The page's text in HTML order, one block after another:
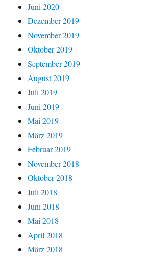
Juni 2020
Dezember 2019
November 2019
Oktober 2019
September 2019
August 2019
Juli 2019
Juni 2019
Mai 2019
März 2019
Februar 2019
November 2018
Oktober 2018
Juli 2018
Juni 2018
Mai 2018
April 2018
März 2018